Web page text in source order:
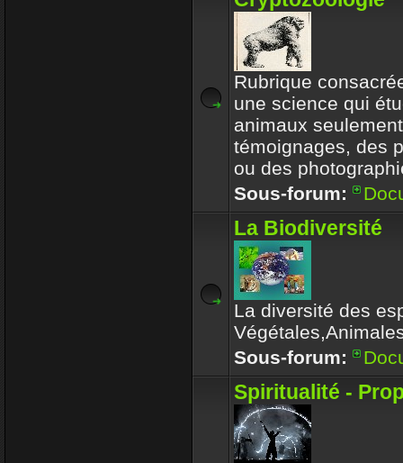
Rubrique
une science qui
animaux
témoignages, des
ou des
Sous-forum:
La Biodiversité
La diversité des
Sous-forum:
Spiritualité -